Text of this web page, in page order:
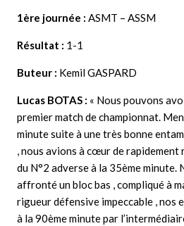
1ère journée : ASMT – ASSM
Résultat : 1-1
Buteur : Kemil GASPARD
Lucas BOTAS : « Nous pouvons
premier match de championnat.
minute suite à une très bonne
, nous avions à cœur de rapidement
du N°2 adverse à la 35ème minute.
affronté un bloc bas , compliqué à
rigueur défensive impeccable , nos
à la 90ème minute par